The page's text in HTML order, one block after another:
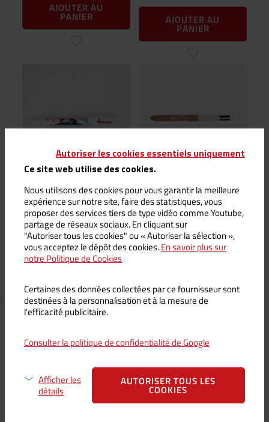
Autoriser les cookies essentiels uniquement
Ce site web utilise des cookies.
Nous utilisons des cookies pour vous garantir la meilleure
expérience sur notre site, faire des statistiques, vous
proposer des services tiers de type vidéo comme Youtube,
partage de réseaux sociaux. En cliquant sur
"Autoriser tous les cookies" ou « Autoriser la sélection »,
vous acceptez le dépôt des cookies.En savoir plus sur
notre Politique de Cookies
Certaines des données collectées par ce fournisseur sont
destinées à la personnalisation et à la mesure de
l'efficacité publicitaire.
Consulter la politique de confidentialité de Google
AUTORISER TOUS LES
COOKIES
Afficher les
détails
AJOUTER AU
PANIER AJOUTER AU
PANIER
Stylo BIC – Mont Fuji
5,00€TTC /4,17€HT
AJOUTER AU
PANIER
Stylo BIC VOLCAN – Bois
clair
6,50€
AJOUTER AU
PANIER